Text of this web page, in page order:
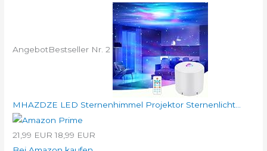
AngebotBestseller Nr. 2
MHAZDZE LED Sternenhimmel Projektor Sternenlicht...
21,99 EUR 18,99 EUR